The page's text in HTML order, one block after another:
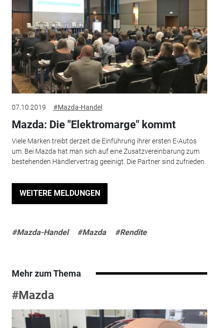
07.10.2019 #Mazda-Handel
Mazda: Die "Elektromarge" kommt
Viele Marken treibt derzeit die Einführung ihrer ersten E-Autos
um. Bei Mazda hat man sich auf eine Zusatzvereinbarung zum
bestehenden Händlervertrag geeinigt. Die Partner sind zufrieden.
WEITERE MELDUNGEN
#Mazda-Handel #Mazda #Rendite
Mehr zum Thema
#Mazda